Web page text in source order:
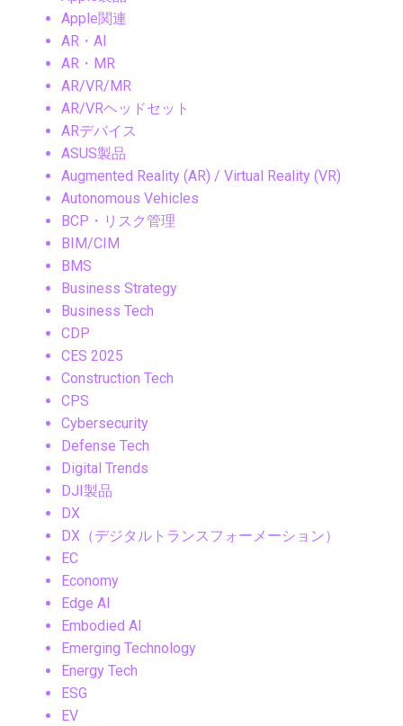
Apple関連
AR・AI
AR・MR
AR/VR/MR
AR/VRヘッドセット
ARデバイス
ASUS製品
Augmented Reality (AR) / Virtual Reality (VR)
Autonomous Vehicles
BCP・リスク管理
BIM/CIM
BMS
Business Strategy
Business Tech
CDP
CES 2025
Construction Tech
CPS
Cybersecurity
Defense Tech
Digital Trends
DJI製品
DX
DX（デジタルトランスフォーメーション）
EC
Economy
Edge AI
Embodied AI
Emerging Technology
Energy Tech
ESG
EV